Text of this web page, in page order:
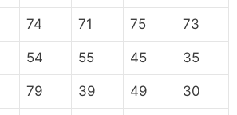
74 71 75 73
54 55 45 35
79 39 49 30